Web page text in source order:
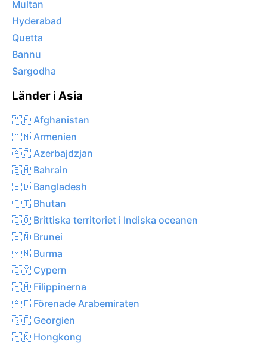
Multan
Hyderabad
Quetta
Bannu
Sargodha
Länder i Asia
🇦🇫 Afghanistan
🇦🇲 Armenien
🇦🇿 Azerbajdzjan
🇧🇭 Bahrain
🇧🇩 Bangladesh
🇧🇹 Bhutan
🇮🇴 Brittiska territoriet i Indiska oceanen
🇧🇳 Brunei
🇲🇲 Burma
🇨🇾 Cypern
🇵🇭 Filippinerna
🇦🇪 Förenade Arabemiraten
🇬🇪 Georgien
🇭🇰 Hongkong